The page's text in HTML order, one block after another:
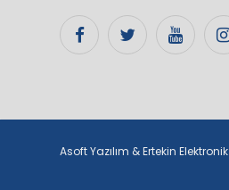
Asoft Yazılım & Ertekin Elektronik